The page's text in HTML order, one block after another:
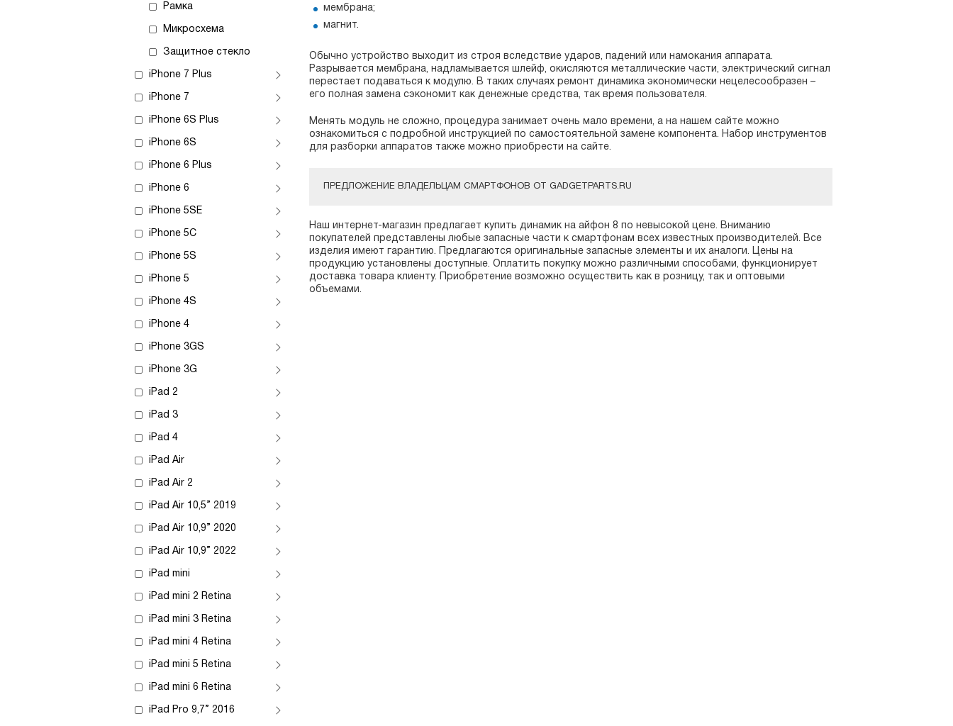
Рамка
Микросхема
Защитное стекло
iPhone 7 Plus
iPhone 7
iPhone 6S Plus
iPhone 6S
iPhone 6 Plus
iPhone 6
iPhone 5SE
iPhone 5C
iPhone 5S
iPhone 5
iPhone 4S
iPhone 4
iPhone 3GS
iPhone 3G
iPad 2
iPad 3
iPad 4
iPad Air
iPad Air 2
iPad Air 10,5” 2019
iPad Air 10,9” 2020
iPad Air 10,9” 2022
iPad mini
iPad mini 2 Retina
iPad mini 3 Retina
iPad mini 4 Retina
iPad mini 5 Retina
iPad mini 6 Retina
iPad Pro 9,7” 2016
мембрана;
магнит.
Обычно устройство выходит из строя вследствие ударов, падений или намокания аппарата.
Разрывается мембрана, надламывается шлейф, окисляются металлические части, электрический сигнал
перестает подаваться к модулю. В таких случаях ремонт динамика экономически нецелесообразен –
его полная замена сэкономит как денежные средства, так время пользователя.
Менять модуль не сложно, процедура занимает очень мало времени, а на нашем сайте можно
ознакомиться с подробной инструкцией по самостоятельной замене компонента. Набор инструментов
для разборки аппаратов также можно приобрести на сайте.
ПРЕДЛОЖЕНИЕ ВЛАДЕЛЬЦАМ СМАРТФОНОВ ОТ GADGETPARTS.RU
Наш интернет-магазин предлагает купить динамик на айфон 8 по невысокой цене. Вниманию
покупателей представлены любые запасные части к смартфонам всех известных производителей. Все
изделия имеют гарантию. Предлагаются оригинальные запасные элементы и их аналоги. Цены на
продукцию установлены доступные. Оплатить покупку можно различными способами, функционирует
доставка товара клиенту. Приобретение возможно осуществить как в розницу, так и оптовыми
объемами.